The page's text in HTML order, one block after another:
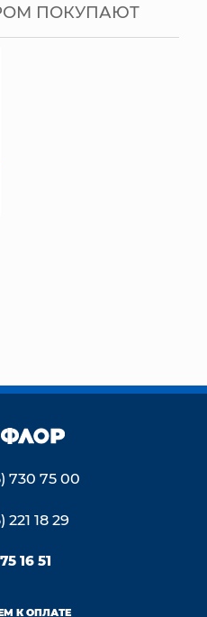
ПОКУПАЮТ
730 75 00
221 18 29
16 51
К ОПЛАТЕ